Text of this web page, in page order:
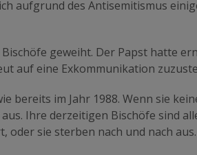
aufgrund des Antisemitismus
geweiht. Der Papst hatte
auf eine Exkommunikation
bereits im Jahr 1988. Wenn sie
Ihre derzeitigen Bischöfe sind
oder sie sterben nach und nach aus.